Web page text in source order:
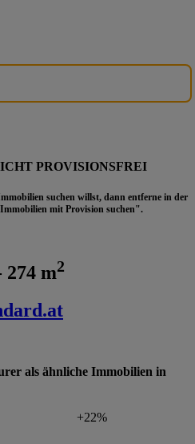
PROVISIONSFREI
suchen willst, dann entferne in der
mit Provision suchen".
274 m2
als ähnliche Immobilien in
+22%